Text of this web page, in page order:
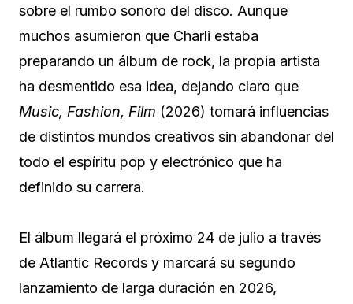
sobre el rumbo sonoro del disco. Aunque
muchos asumieron que Charli estaba
preparando un álbum de rock, la propia artista
ha desmentido esa idea, dejando claro que
Music, Fashion, Film (2026) tomará influencias
de distintos mundos creativos sin abandonar del
todo el espíritu pop y electrónico que ha
definido su carrera.
El álbum llegará el próximo 24 de julio a través
de Atlantic Records y marcará su segundo
lanzamiento de larga duración en 2026,